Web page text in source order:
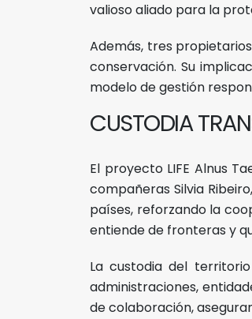
valioso aliado para la
Además, tres
conservación. Su
modelo de gestión
CUSTODIA
El proyecto LIFE Alnus
compañeras Silvia
países, reforzando la
entiende de fronteras y
La custodia del
administraciones,
de colaboración,